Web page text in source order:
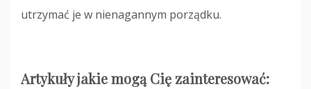
utrzymać je w nienagannym porządku.
Artykuły jakie mogą Cię zainteresować: